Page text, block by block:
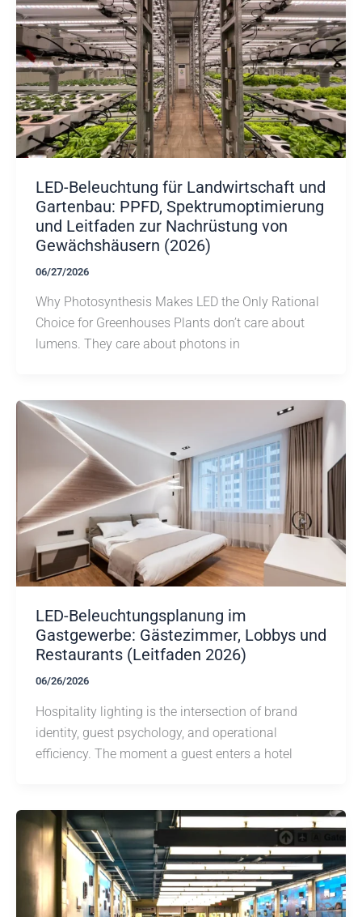
LED-Beleuchtung für Landwirtschaft und
Gartenbau: PPFD, Spektrumoptimierung
und Leitfaden zur Nachrüstung von
Gewächshäusern (2026)
06/27/2026
Why Photosynthesis Makes LED the Only Rational
Choice for Greenhouses Plants don’t care about
lumens. They care about photons in
LED-Beleuchtungsplanung im
Gastgewerbe: Gästezimmer, Lobbys und
Restaurants (Leitfaden 2026)
06/26/2026
Hospitality lighting is the intersection of brand
identity, guest psychology, and operational
efficiency. The moment a guest enters a hotel